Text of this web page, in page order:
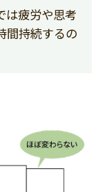
は疲労や思考
間持続するの